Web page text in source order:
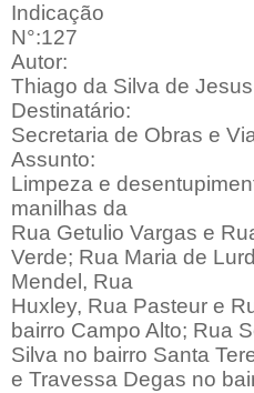
Indicação
N°:127
Autor:
Thiago da Silva de
Destinatário:
Secretaria de Obras e
Assunto:
Limpeza e
manilhas da
Rua Getulio Vargas e
Verde; Rua Maria de
Mendel, Rua
Huxley, Rua Pasteur e
bairro Campo Alto; Rua
Silva no bairro Santa
e Travessa Degas no